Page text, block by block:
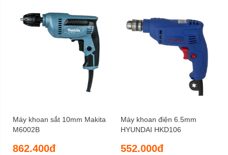
Máy khoan sắt 10mm Makita
M6002B
862.400đ
Máy khoan điện 6.5mm
HYUNDAI HKD106
552.000đ